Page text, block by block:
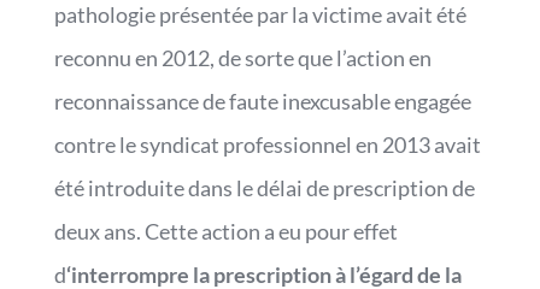
pathologie présentée par la victime avait été
reconnu en 2012, de sorte que l’action en
reconnaissance de faute inexcusable engagée
contre le syndicat professionnel en 2013 avait
été introduite dans le délai de prescription de
deux ans. Cette action a eu pour effet
d‘interrompre la prescription à l’égard de la